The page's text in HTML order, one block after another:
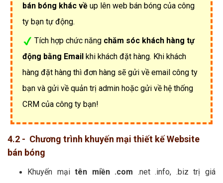
bán bóng khác về up lên web bán bóng của công
ty bạn tự động.
Tích hợp chức năng chăm sóc khách hàng tự
động bằng Email khi khách đặt hàng. Khi khách
hàng đặt hàng thì đơn hàng sẽ gửi về email công ty
bạn và gửi về quản trị admin hoặc gửi về hệ thống
CRM của công ty bạn!
4.2 - Chương trình khuyến mại thiết kế Website
bán bóng
Khuyến mạitên miền .com .net .info, .biz trị giá